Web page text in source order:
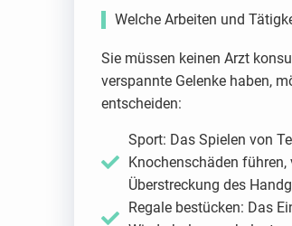
Welche Arbeiten und
Sie müssen keinen Arzt
verspannte Gelenke haben,
entscheiden:
Sport: Das Spielen von
Knochenschäden
Überstreckung des
Regale bestücken: Das